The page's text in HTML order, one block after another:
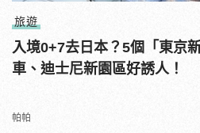
旅遊
入境0+7去日本？5個「東京
車、迪士尼新園區好誘人！
帕帕